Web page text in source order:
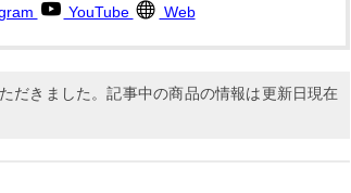
YouTube Web
だきました。記事中の商品の情報は更新日現在